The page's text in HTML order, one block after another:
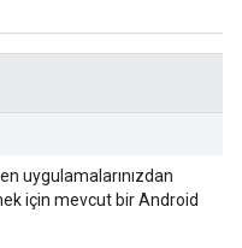
uygulamalarınızdan
için mevcut bir Android